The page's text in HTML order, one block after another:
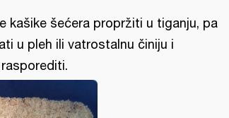
kašike šećera propržiti u tiganju, pa
u pleh ili vatrostalnu činiju i